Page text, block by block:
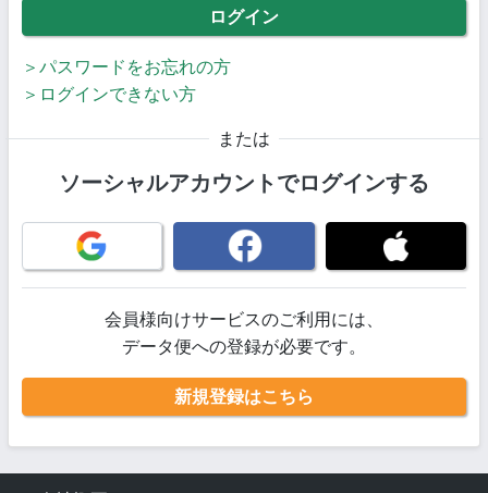
ログイン
パスワードをお忘れの方
ログインできない方
または
ソーシャルアカウントでログインする
会員様向けサービスのご利用には、
データ便への登録が必要です。
新規登録はこちら